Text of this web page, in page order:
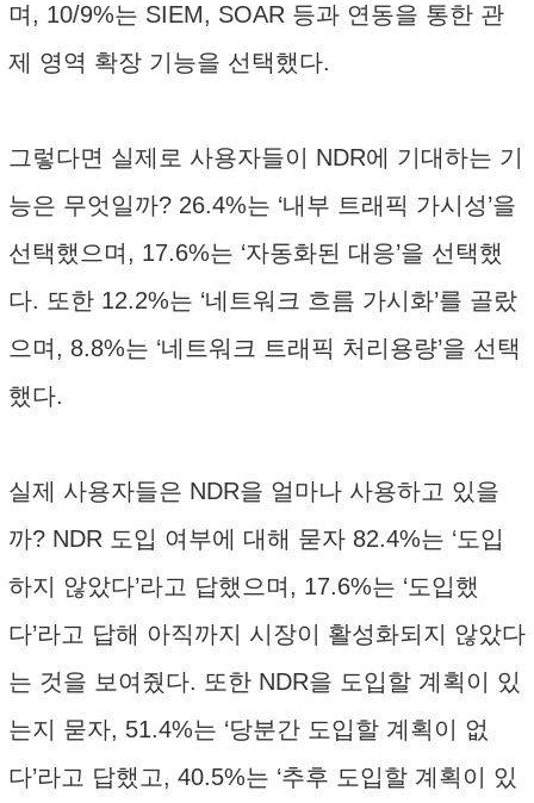
며, 10/9%는 SIEM, SOAR 등과 연동을 통한 관
제 영역 확장 기능을 선택했다.
그렇다면 실제로 사용자들이 NDR에 기대하는 기
능은 무엇일까? 26.4%는 ‘내부 트래픽 가시성’을
선택했으며, 17.6%는 ‘자동화된 대응’을 선택했
다. 또한 12.2%는 ‘네트워크 흐름 가시화’를 골랐
으며, 8.8%는 ‘네트워크 트래픽 처리용량’을 선택
했다.
실제 사용자들은 NDR을 얼마나 사용하고 있을
까? NDR 도입 여부에 대해 묻자 82.4%는 ‘도입
하지 않았다’라고 답했으며, 17.6%는 ‘도입했
다’라고 답해 아직까지 시장이 활성화되지 않았다
는 것을 보여줬다. 또한 NDR을 도입할 계획이 있
는지 묻자, 51.4%는 ‘당분간 도입할 계획이 없
다’라고 답했고, 40.5%는 ‘추후 도입할 계획이 있